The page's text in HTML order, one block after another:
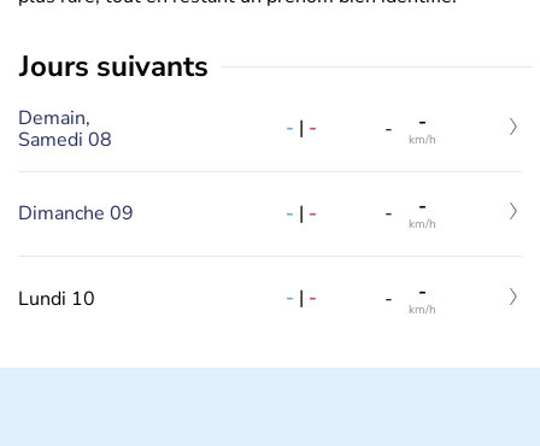
jours suivants
Demain,
Samedi 08
- | - - -
km/h
Dimanche 09 - | - - -
km/h
Lundi 10 - | - - -
km/h